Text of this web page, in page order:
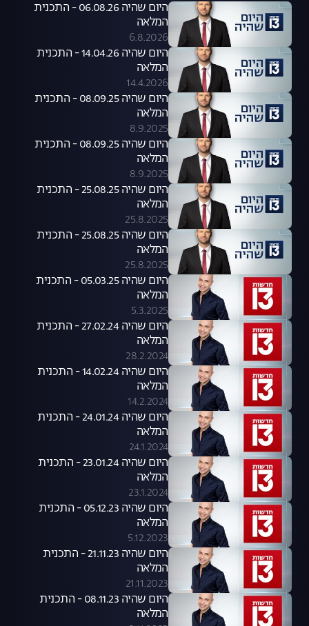
היום שהיה 06.08.26 - התכנית
המלאה
6.8.2026
היום שהיה 14.04.26 - התכנית
המלאה
14.4.2026
היום שהיה 08.09.25 - התכנית
המלאה
8.9.2025
היום שהיה 08.09.25 - התכנית
המלאה
8.9.2025
היום שהיה 25.08.25 - התכנית
המלאה
25.8.2025
היום שהיה 25.08.25 - התכנית
המלאה
25.8.2025
היום שהיה 05.03.25 - התכנית
המלאה
5.3.2025
היום שהיה 27.02.24 - התכנית
המלאה
28.2.2024
היום שהיה 14.02.24 - התכנית
המלאה
14.2.2024
היום שהיה 24.01.24 - התכנית
המלאה
24.1.2024
היום שהיה 23.01.24 - התכנית
המלאה
23.1.2024
היום שהיה 05.12.23 - התכנית
המלאה
5.12.2023
היום שהיה 21.11.23 - התכנית
המלאה
21.11.2023
היום שהיה 08.11.23 - התכנית
המלאה